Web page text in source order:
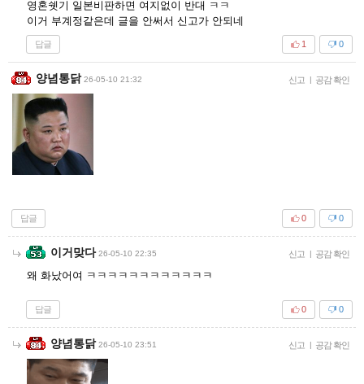
영혼쉣기 일본비판하면 여지없이 반대 ㅋㅋ
이거 부계정같은데 글을 안써서 신고가 안되네
답글 0
1
양념통닭 26-05-10 21:32 신고 | 공감 확인
답글 0
0
이거맞다 26-05-10 22:35 신고 | 공감 확인
왜 화났어여 ㅋㅋㅋㅋㅋㅋㅋㅋㅋㅋㅋㅋ
답글 0
0
양념통닭 26-05-10 23:51 신고 | 공감 확인